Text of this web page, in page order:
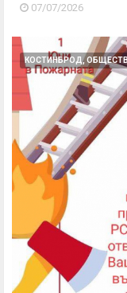
07/07/2026
КОСТИНБРОД,